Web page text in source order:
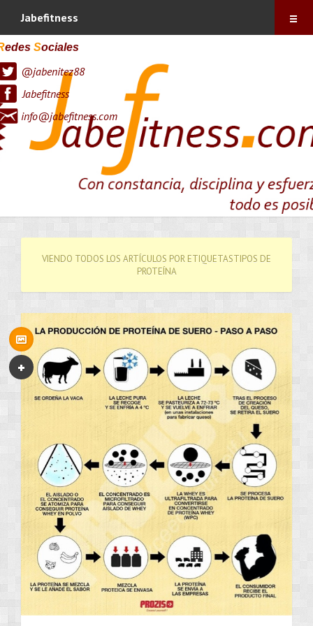
Jabefitness
edes Sociales
@jabenitez88
Jabefitness
info@jabefitness.com
Vitónica
Blog
Contacto
VIENDO TODOS LOS ARTÍCULOS POR ETIQUETASTIPOS DE
PROTEÍNA